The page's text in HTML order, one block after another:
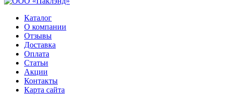
Каталог
О компании
Отзывы
Доставка
Оплата
Статьи
Акции
Контакты
Карта сайта